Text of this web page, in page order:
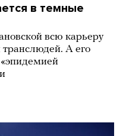
в темные
всю карьеру
транслюдей. А его
«эпидемией